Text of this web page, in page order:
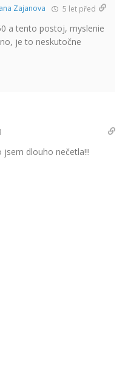
Zajanova 5 let před
a tento postoj, myslenie
je to neskutočne
dlouho nečetla!!!